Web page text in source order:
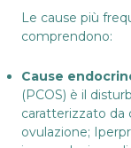
Le cause più
comprendono:
Cause
(PCOS) è il
caratterizzato da
ovulazione;